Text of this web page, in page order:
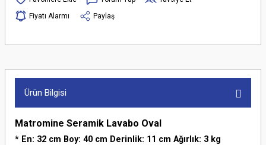
Fiyatı Alarmı
Paylaş
Ürün Bilgisi
Matromine Seramik Lavabo Oval
* En: 32 cm Boy: 40 cm Derinlik: 11 cm Ağırlık: 3 kg